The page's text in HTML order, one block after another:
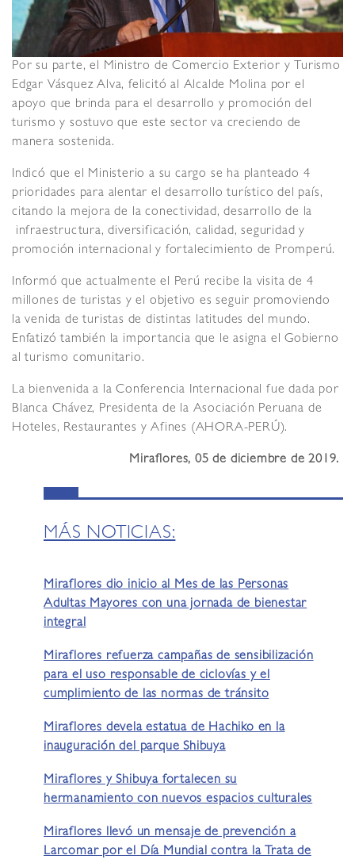
Por su parte, el Ministro de Comercio Exterior y Turismo
Edgar Vásquez Alva, felicitó al Alcalde Molina por el
apoyo que brinda para el desarrollo y promoción del
turismo y sostuvo que este sector va creciendo de
manera sostenida.
Indicó que el Ministerio a su cargo se ha planteado 4
prioridades para alentar el desarrollo turístico del país,
citando la mejora de la conectividad, desarrollo de la
infraestructura, diversificación, calidad, seguridad y
promoción internacional y fortalecimiento de Promperú.
Informó que actualmente el Perú recibe la visita de 4
millones de turistas y el objetivo es seguir promoviendo
la venida de turistas de distintas latitudes del mundo.
Enfatizó también la importancia que le asigna el Gobierno
al turismo comunitario.
La bienvenida a la Conferencia Internacional fue dada por
Blanca Chávez, Presidenta de la Asociación Peruana de
Hoteles, Restaurantes y Afines (AHORA-PERÚ).
Miraflores, 05 de diciembre de 2019.
MÁS NOTICIAS:
Miraflores dio inicio al Mes de las Personas
Adultas Mayores con una jornada de bienestar
integral
Miraflores refuerza campañas de sensibilización
para el uso responsable de ciclovías y el
cumplimiento de las normas de tránsito
Miraflores devela estatua de Hachiko en la
inauguración del parque Shibuya
Miraflores y Shibuya fortalecen su
hermanamiento con nuevos espacios culturales
Miraflores llevó un mensaje de prevención a
Larcomar por el Día Mundial contra la Trata de